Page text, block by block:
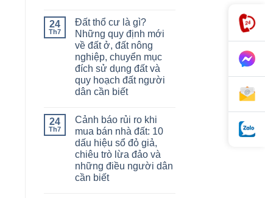
24
Th7
Đất thổ cư là gì?
Những quy định mới
về đất ở, đất nông
nghiệp, chuyển mục
đích sử dụng đất và
quy hoạch đất người
dân cần biết
24
Th7
Cảnh báo rủi ro khi
mua bán nhà đất: 10
dấu hiệu sổ đỏ giả,
chiêu trò lừa đảo và
những điều người dân
cần biết